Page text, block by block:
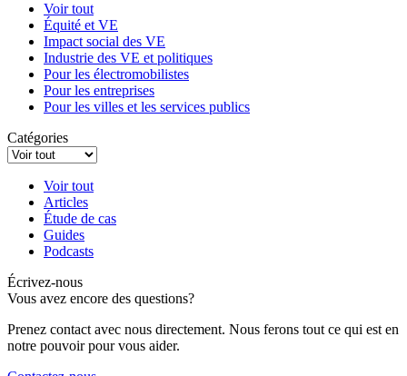
Voir tout
Équité et VE
Impact social des VE
Industrie des VE et politiques
Pour les électromobilistes
Pour les entreprises
Pour les villes et les services publics
Catégories
Voir tout
Articles
Étude de cas
Guides
Podcasts
Écrivez-nous
Vous avez encore des questions?
Prenez contact avec nous directement. Nous ferons tout ce qui est en
notre pouvoir pour vous aider.